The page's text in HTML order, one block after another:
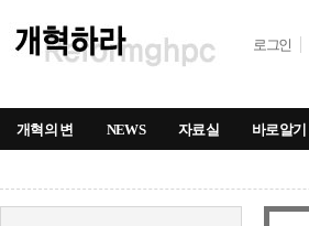
로그인
개혁의 변 NEWS 자료실 바로알기